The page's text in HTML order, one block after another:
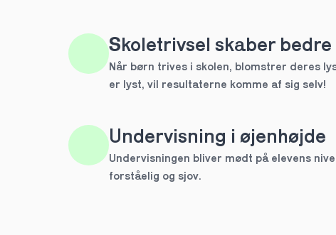
Næste
Spring over
1 ud af 9 for at finde den rette
Hvilken årgang?
1.g
Skoletrivsel skaber
Når børn trives i skolen, blomstrer deres
er lyst, vil resultaterne komme af sig selv!
Undervisning i øjenhøjde
Undervisningen bliver mødt på elevens
forståelig og sjov.